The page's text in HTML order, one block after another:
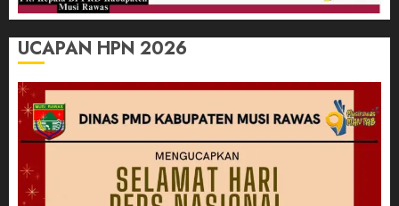
UCAPAN HPN 2026